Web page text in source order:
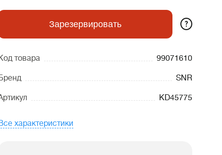
Зарезервировать ?
товара 99071610
SNR
KD45775
характеристики